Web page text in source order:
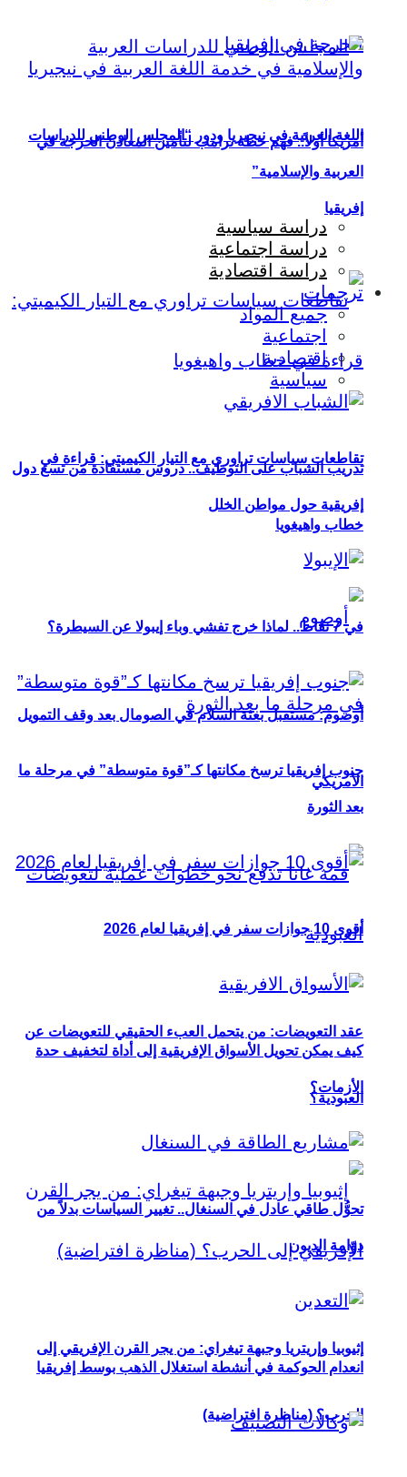
أمريكا أولاً.. فهم خطة ترامب لتأمين المعادن الحرجة في
إفريقيا
تقاطعات سياسات تراوري مع التيار الكيميتي: قراءة في
خطاب واهيغويا
أوصوم: مستقبل بعثة السلام في الصومال بعد وقف التمويل
الأمريكي
عقد التعويضات: من يتحمل العبء الحقيقي للتعويضات عن
العبودية؟
إثيوبيا وإريتريا وجبهة تيغراي: من يجر القرن الإفريقي إلى
الحرب؟ (مناظرة افتراضية)
اللغة العربية في نيجيريا ودور “المجلس الوطني للدراسات
العربية والإسلامية”
دراسة سياسية
دراسة اجتماعية
دراسة اقتصادية
ترجمات
جميع المواد
اجتماعية
اقتصادية
سياسية
تدريب الشباب على التوظيف.. دروس مستفادة من تسع دول
إفريقية حول مواطن الخلل
في 7 نقاط.. لماذا خرج تفشي وباء إيبولا عن السيطرة؟
جنوب إفريقيا ترسخ مكانتها كـ”قوة متوسطة” في مرحلة ما
بعد الثورة
أقوى 10 جوازات سفر في إفريقيا لعام 2026
كيف يمكن تحويل الأسواق الإفريقية إلى أداة لتخفيف حدة
الأزمات؟
تحوُّل طاقي عادل في السنغال.. تغيير السياسات بدلاً من
دوّامة الديون
انعدام الحوكمة في أنشطة استغلال الذهب بوسط إفريقيا